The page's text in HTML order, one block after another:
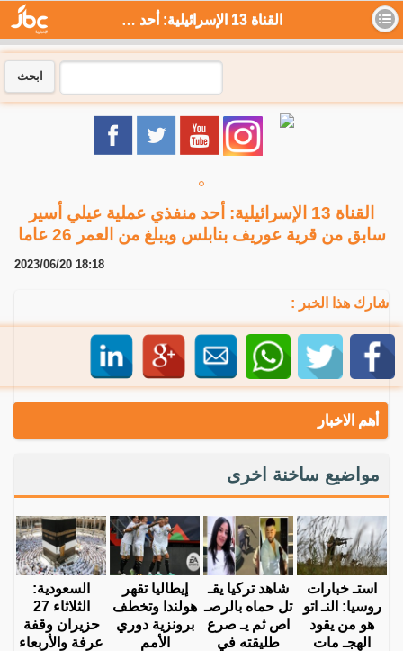
القناة 13 الإسرائيلية: أحد منفذي عملية عيلي أسير سابق من قرية عوريف بنابلس ويبلغ من العمر 26 عاما - جي بي سي نيوز
ابحث
القناة 13 الإسرائيلية: أحد منفذي عملية عيلي أسير
سابق من قرية عوريف بنابلس ويبلغ من العمر 26 عاما
2023/06/20 18:18
شارك هذا الخبر :
أهم الاخبار
مواضيع ساخنة اخرى
استـ خبارات
روسيا: النـ اتو
هو من يقود
الهجـ مات
شاهد تركيا يقـ
تل حماه بالرصـ
اص ثم يـ صرع
طليقته في
إيطاليا تقهر
هولندا وتخطف
برونزية دوري
الأمم
السعودية:
الثلاثاء 27
حزيران وقفة
عرفة والأربعاء